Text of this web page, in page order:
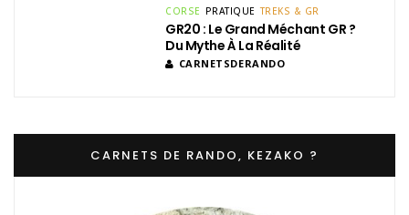
CORSE PRATIQUE TREKS & GR
GR20 : Le Grand Méchant GR ?
Du Mythe À La Réalité
CARNETSDERANDO
CARNETS DE RANDO, KEZAKO ?